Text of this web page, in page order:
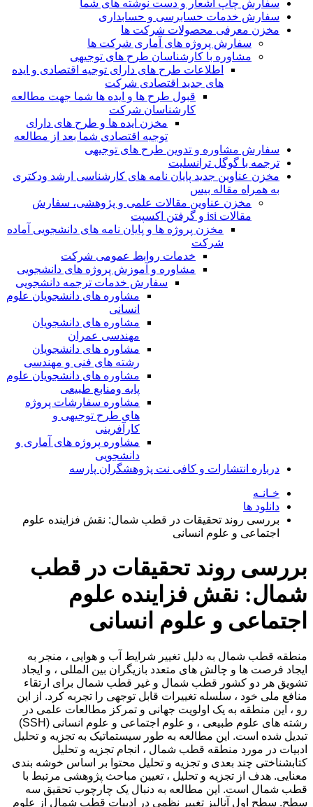
سفارش چاپ اشعار و دست نوشته های شما
سفارش خدمات حسابرسی و حسابداری
مخزن معرفی محصولات شرکت ها
سفارش پروژه های آماری شرکت ها
مشاوره با کارشناسان طرح های توجیهی
اطلاعات طرح های دارای توجیه اقتصادی و ایده
های جدید اقتصادی شرکت
قبول طرح ها و ایده ها شما جهت مطالعه
کارشناسان شرکت
مخزن ایده ها و طرح های دارای
توجیه اقتصادی شما بعد از مطالعه
سفارش مشاوره و تدوین طرح های توجیهی
ترجمه با گوگل ترانسلیت
مخزن عناوین جدید پایان نامه های کارشناسی ارشد ودکتری
به همراه مقاله بیس
مخزن عناوین مقالات علمی و پژوهشی، سفارش
مقالات isi و گرفتن اکسپت
مخزن پروژه ها و پایان نامه های دانشجویی آماده
شرکت
خدمات روابط عمومی شرکت
مشاوره و آموزش پروژه های دانشجویی
سفارش خدمات ترجمه دانشجویی
مشاوره های دانشجویان علوم
انسانی
مشاوره های دانشجویان
مهندسی عمران
مشاوره های دانشجویان
رشته های فنی و مهندسی
مشاوره های دانشجویان علوم
پایه ومنابع طبیعی
مشاوره سفارشات پروژه
های طرح توجیهی و
کارآفرینی
مشاوره پروژه های آماری و
دانشجویی
درباره انتشارات و کافی نت پژوهشگران پارسه
خـانـه
دانلود ها
بررسی روند تحقیقات در قطب شمال: نقش فزاینده علوم
اجتماعی و علوم انسانی
بررسی روند تحقیقات در قطب
شمال: نقش فزاینده علوم
اجتماعی و علوم انسانی
منطقه قطب شمال به دلیل تغییر شرایط آب و هوایی ، منجر به
ایجاد فرصت ها و چالش های متعدد بازیگران بین المللی ، و ایجاد
تشویق هر دو کشور قطب شمال و غیر قطب شمال برای ارتقاء
منافع ملی خود ، سلسله تغییرات قابل توجهی را تجربه کرد. از این
رو ، این منطقه به یک اولویت جهانی و تمرکز مطالعات علمی در
رشته های علوم طبیعی ، و علوم اجتماعی و علوم انسانی (SSH)
تبدیل شده است. این مطالعه به طور سیستماتیک به تجزیه و تحلیل
ادبیات در مورد منطقه قطب شمال ، انجام تجزیه و تحلیل
کتابشناختی چند بعدی و تجزیه و تحلیل محتوا بر اساس خوشه بندی
معنایی. هدف از تجزیه و تحلیل ، تعیین مباحث پژوهشی مرتبط با
قطب شمال است. این مطالعه به دنبال یک چارچوب تحقیق سه
سطح. سطح اول آنالیز تغییر نظمی در ادبیات قطب شمال از علوم